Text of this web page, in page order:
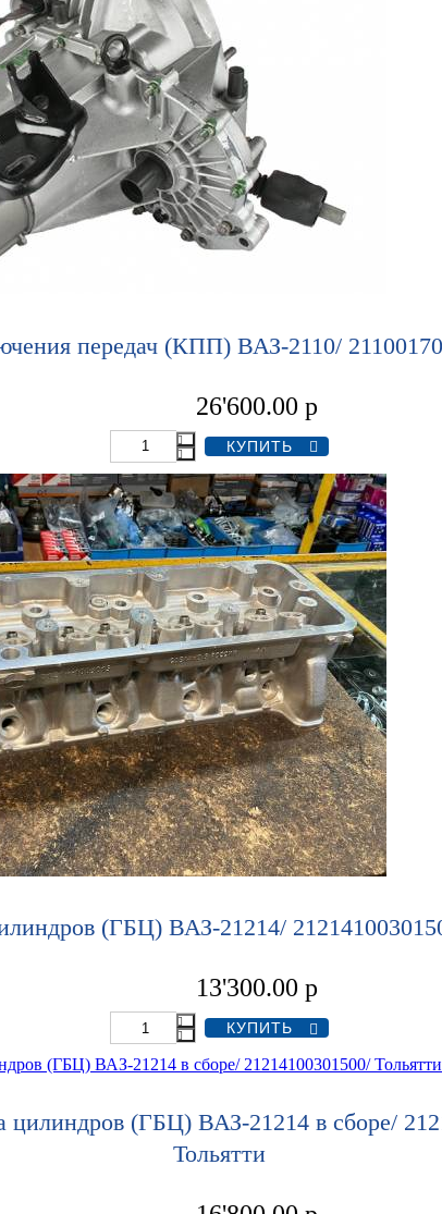
передач (КПП) ВАЗ-2110/
26'600.00 р
(ГБЦ) ВАЗ-21214/
13'300.00 р
цилиндров (ГБЦ) ВАЗ-21214 в сборе/
Тольятти